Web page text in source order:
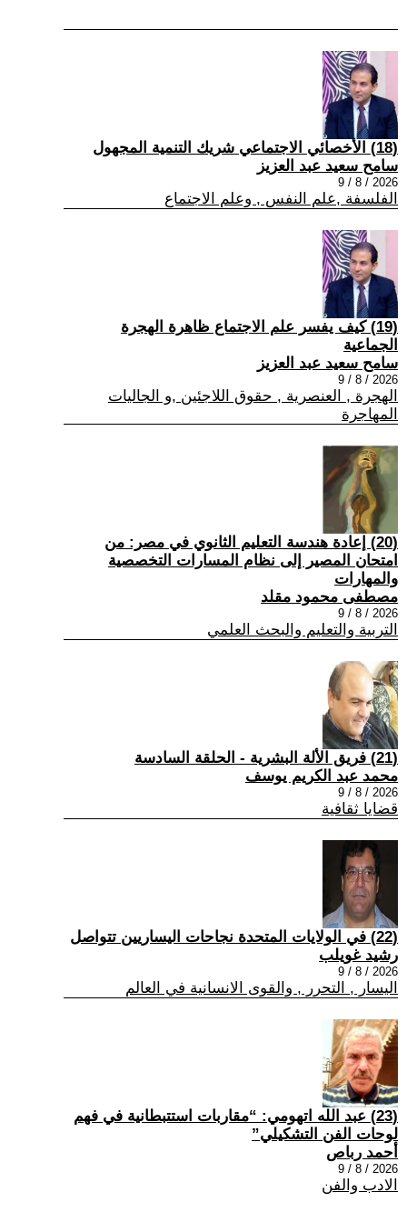
(18) الأخصائي الاجتماعي شريك التنمية المجهول
سامح سعيد عبد العزيز
2026 / 8 / 9
الفلسفة ,علم النفس , وعلم الاجتماع
(19) كيف يفسر علم الاجتماع ظاهرة الهجرة
الجماعية
سامح سعيد عبد العزيز
2026 / 8 / 9
الهجرة , العنصرية , حقوق اللاجئين ,و الجاليات
المهاجرة
(20) إعادة هندسة التعليم الثانوي في مصر: من
امتحان المصير إلى نظام المسارات التخصصية
والمهارات
مصطفى محمود مقلد
2026 / 8 / 9
التربية والتعليم والبحث العلمي
(21) فريق الألة البشرية - الحلقة السادسة
محمد عبد الكريم يوسف
2026 / 8 / 9
قضايا ثقافية
(22) في الولايات المتحدة نجاحات اليساريين تتواصل
رشيد غويلب
2026 / 8 / 9
اليسار , التحرر , والقوى الانسانية في العالم
(23) عبد الله اتهومي: “مقاربات استتبطانية في فهم
لوحات الفن التشكيلي”
أحمد رباص
2026 / 8 / 9
الادب والفن